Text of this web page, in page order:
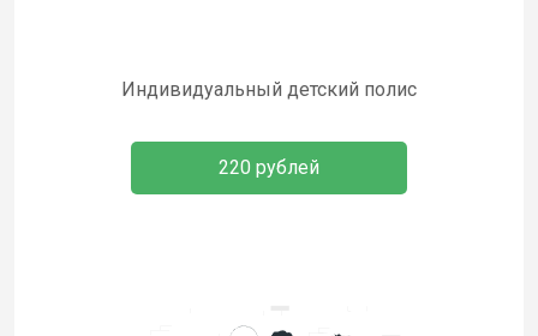
Индивидуальный детский полис
220 рублей